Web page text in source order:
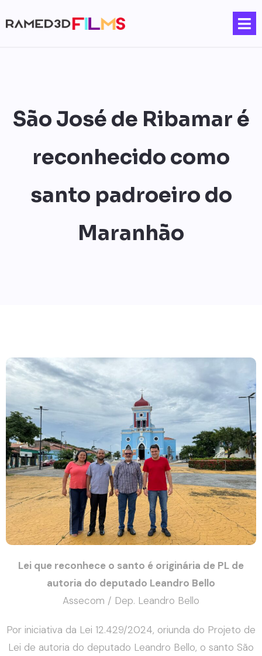
São José de Ribamar é
reconhecido como
santo padroeiro do
Maranhão
Lei que reconhece o santo é originária de PL de
autoria do deputado Leandro Bello
Assecom / Dep. Leandro Bello
Por iniciativa da Lei 12.429/2024, oriunda do Projeto de
Lei de autoria do deputado Leandro Bello, o santo São